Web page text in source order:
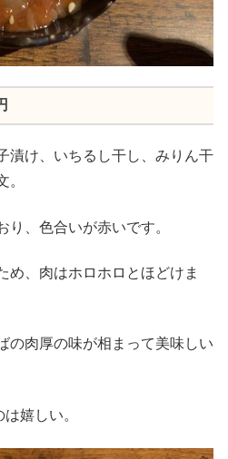
漬け、いちるし干し、みりん干
。
、色合いが赤いです。
め、肉はホロホロとほどけま
の肉厚の味が相まって美味しい
嬉しい。